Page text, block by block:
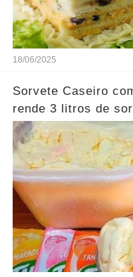
18/06/2025
Sorvete Caseiro
rende 3 litros de